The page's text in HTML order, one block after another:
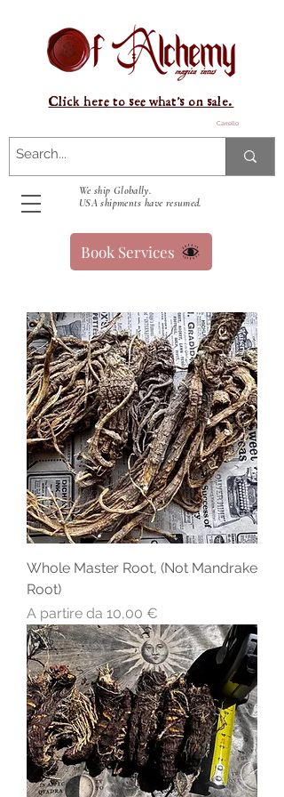
Carrello
We ship Globally.
USA shipments have resumed.
Click here to see what's on sale.
Book Services
Whole Master Root, (Not Mandrake
Root)
A partire da 10,00 €
Prezzo scontato